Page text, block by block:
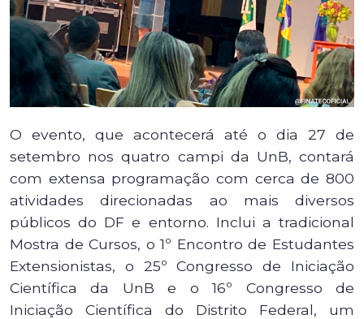
O evento, que acontecerá até o dia 27 de
setembro nos quatro campi da UnB, contará
com extensa programação com cerca de 800
atividades direcionadas ao mais diversos
públicos do DF e entorno. Inclui a tradicional
Mostra de Cursos, o 1º Encontro de Estudantes
Extensionistas, o 25º Congresso de Iniciação
Científica da UnB e o 16º Congresso de
Iniciação Científica do Distrito Federal, um